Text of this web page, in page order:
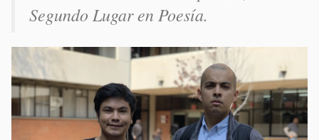
Segundo Lugar en Poesía.